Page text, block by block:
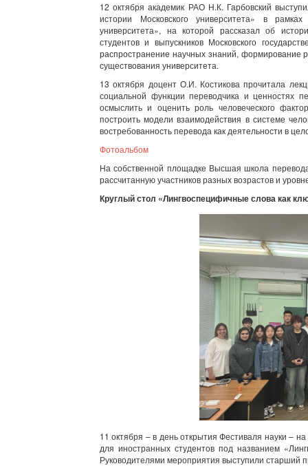
12 октября академик РАО Н.К. Гарбовский
истории Московского университета» в
университета», на которой рассказал об
студентов и выпускников Московского
распространение научных знаний, формирование
существования университета.
13 октября доцент О.И. Костикова прочитала
социальной функции переводчика и ценностях
осмыслить и оценить роль человеческого
построить модели взаимодействия в системе
востребованность перевода как деятельности в
Фотоальбом
На собственной площадке Высшая школа
рассчитанную участников разных возрастов и
Круглый стол «Лингвоспецифичные слова как
11 октября – в день открытия Фестиваля науки –
для иностранных студентов под названием
Руководителями мероприятия выступили старший